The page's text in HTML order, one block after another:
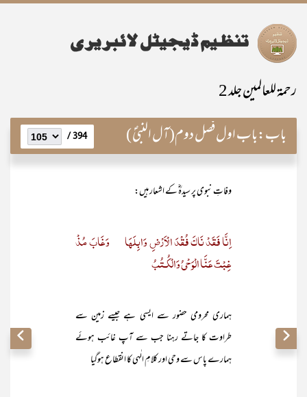
رحمۃ للعالمین جلد 2
باب:باب اول فصل دوم(آل النبیؐ ) 394 /
وفاتِ نبوی پر سیدہؓ کے اشعار ہیں:
اِنَّا فَقَدْ نَاکَ فُقْدَ الْاَرْضِ وَابِلَھَا وَغَابَ مُذْ
غِبْتَ عَنَّا الْوَحْیُ وَالْکُـتُبُ
ہماری محرومی حضور سے ایسی ہے جیسے زمین سے
طراوت کا جاتے رہنا جب سے آپ غائب ہوئے
ہمارے پاس سے وحی اور کلامِ الٰہی کا انقطاع ہوگیا